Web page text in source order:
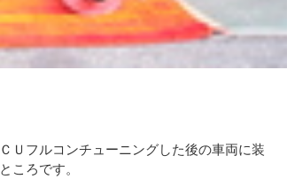
Ｕフルコンチューニングした後の車両に装
ころです。